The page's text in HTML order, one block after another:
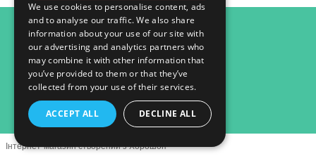
098 984 15 82
Контактна інформація
Повна версія сайту
Інтернет-магазин створений з Хорошоп
We use cookies to personalise content, ads
and to analyse our traffic. We also share
information about your use of our site with
our advertising and analytics partners who
may combine it with other information that
you’ve provided to them or that they’ve
collected from your use of their services.
ACCEPT ALL DECLINE ALL